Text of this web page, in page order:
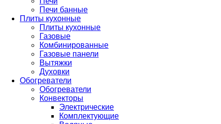
Печи банные
Плиты кухонные
Плиты кухонные
Газовые
Комбинированные
Газовые панели
Вытяжки
Духовки
Обогреватели
Обогреватели
Конвекторы
Электрические
Комплектующие